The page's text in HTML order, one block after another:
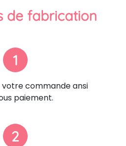
de fabrication
1
votre commande ansi
paiement.
2